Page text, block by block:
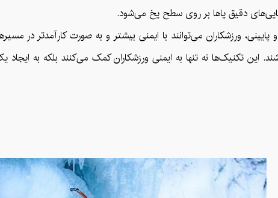
دقیق پاها بر روی سطح یخ می‌شود.
و پایینی، ورزشکاران می‌توانند با ایمنی بیشتر و به صورت کارآمدتر
این تکنیک‌ها نه تنها به ایمنی ورزشکاران کمک می‌کنند بلکه به